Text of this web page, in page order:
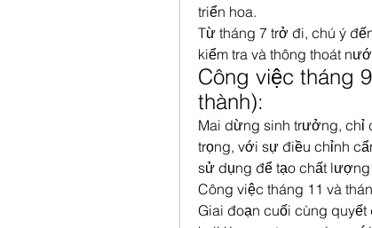
triển hoa.
Từ tháng 7 trở đi, chú ý
kiểm tra và thông thoát
Công việc tháng
thành):
Mai dừng sinh trưởng, chỉ
trọng, với sự điều chỉnh
sử dụng để tạo chất lượng
Công việc tháng 11 và
Giai đoạn cuối cùng